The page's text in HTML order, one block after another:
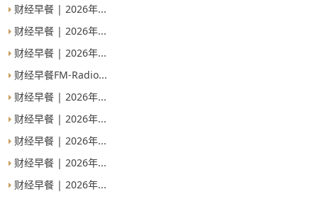
&nbsp; &nbsp; &nbsp; &nbsp; &nbsp; &nbsp; &nbsp;
财经早餐 | 2026年...
财经早餐 | 2026年...
财经早餐 | 2026年...
财经早餐FM-Radio...
财经早餐 | 2026年...
财经早餐 | 2026年...
财经早餐 | 2026年...
财经早餐 | 2026年...
财经早餐 | 2026年...